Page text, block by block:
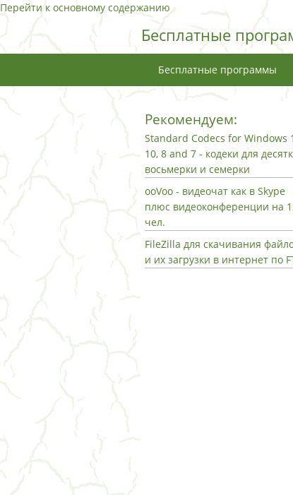
Перейти к основному содержанию
Бесплатные
Бесплатные программы
Рекомендуем:
Standard Codecs for Windows
10, 8 and 7 - кодеки для
восьмерки и семерки
ooVoo - видеочат как в Skype
плюс видеоконференции на
чел.
FileZilla для скачивания
и их загрузки в интернет по